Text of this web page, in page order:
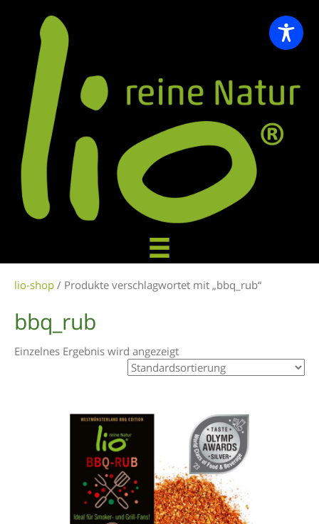
lio-shop / Produkte verschlagwortet mit „bbq_rub“
bbq_rub
Einzelnes Ergebnis wird angezeigt